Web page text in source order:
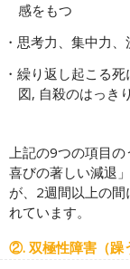
感をもつ
思考力、集中力
繰り返し起こる
図, 自殺のはっき
上記の9つの項目
喜びの著しい減退
が、2週間以上の
れています。
②. 双極性障害（躁